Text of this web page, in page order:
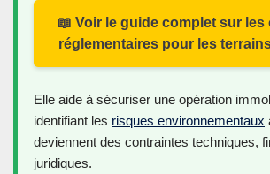
📖 Voir le guide complet sur
réglementaires pour les
Elle aide à sécuriser une opération
identifiant les risques environnementaux
deviennent des contraintes techniques,
juridiques.